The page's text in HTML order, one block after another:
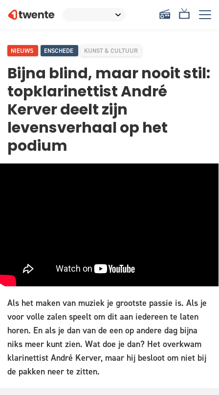
NIEUWS ENSCHEDE KUNST & CULTUUR
Bijna blind, maar nooit stil:
topklarinettist André
Kerver deelt zijn
levensverhaal op het
podium
Als het maken van muziek je grootste passie is. Als je
voor volle zalen speelt om dit aan iedereen te laten
horen. En als je dan van de een op andere dag bijna
niks meer kunt zien. Wat doe je dan? Het overkwam
klarinettist André Kerver, maar hij besloot om niet bij
de pakken neer te zitten.